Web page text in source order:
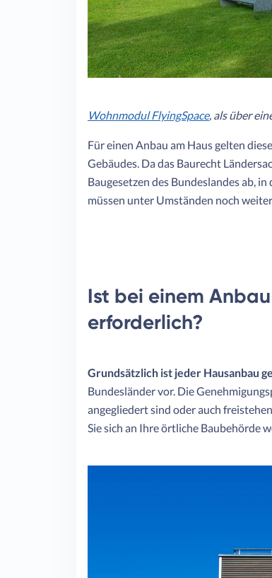
Wohnmodul FlyingSpace, als über
Für einen Anbau am Haus gelten
Gebäudes. Da das Baurecht
Baugesetzen des Bundeslandes ab,
müssen unter Umständen noch
Ist bei einem
erforderlich?
Grundsätzlich ist jeder Hausanbau
Bundesländer vor. Die
angegliedert sind oder auch
Sie sich an Ihre örtliche Baubehörde